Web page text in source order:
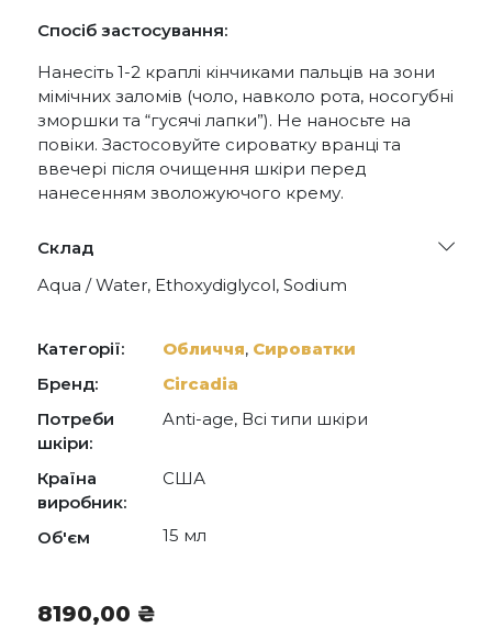
Спосіб застосування:
Нанесіть 1-2 краплі кінчиками пальців на зони
мімічних заломів (чоло, навколо рота, носогубні
зморшки та “гусячі лапки”). Не наносьте на
повіки. Застосовуйте сироватку вранці та
ввечері після очищення шкіри перед
нанесенням зволожуючого крему.
Склад
Aqua / Water, Ethoxydiglycol, Sodium
30, Arginine, Palmitoyl Oligopeptide, Palmitoyl
Tetrapeptide-7, Glycerin, Butylene Glycol,
Carbomer, Magnesium Ascorbyl Phosphate,
Incarnata (Passion) Flower, Rosmarinus Officinalis
(Rosemary) Leaf Extract, Chamomilla (Matricaria)
Tetrasodium EDTA, Caprylyl Glycol,
Phenoxyethanol, Hexylene Glycol.
Категорії: Обличчя, Сироватки
Бренд:
Circadia
Потреби
шкіри:
Anti-age, Всі типи шкіри
Країна
виробник:
США
Об'єм 15 мл
8190,00 ₴